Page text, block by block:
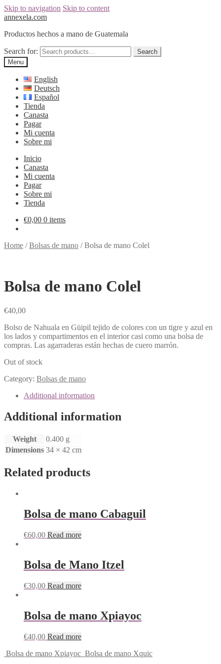
Skip to navigation Skip to content
annexela.com
Productos hechos a mano de Guatemala
Search for:
Search
Menu
English
Deutsch
Español
Tienda
Canasta
Pagar
Mi cuenta
Sobre mi
Inicio
Canasta
Mi cuenta
Pagar
Sobre mi
Tienda
€0,00 0 items
Home /Bolsas de mano /Bolsa de mano Colel
Bolsa de mano Colel
€40,00
Bolso de Nahuala en Güipil tejido de colores con un tigre y azul en
los lados y compartimentos en el interior casi como una bolsa de
compras. Las agarraderas están hechas de cuero marrón.
Out of stock
Category: Bolsas de mano
Additional information
Additional information
Weight
0.400 g
Dimensions 34 × 42 cm
Related products
Bolsa de mano Cabaguil
€60,00 Read more
Bolsa de Mano Itzel
€30,00 Read more
Bolsa de mano Xpiayoc
€40,00 Read more
Bolsa de mano Xpiayoc Bolsa de mano Xquic